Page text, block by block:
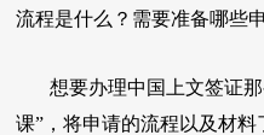
流程是什么？需要准备哪些
想要办理中国上文签证
课”，将申请的流程以及材